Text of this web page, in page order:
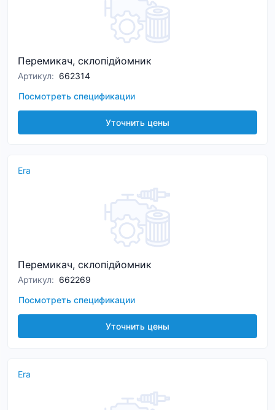
Перемикач, склопідйомник
Артикул: 662314
Посмотреть спецификации
Уточнить цены
Era
Перемикач, склопідйомник
Артикул: 662269
Посмотреть спецификации
Уточнить цены
Era